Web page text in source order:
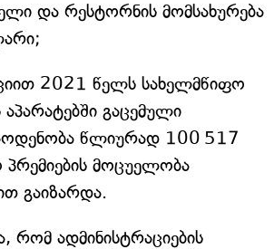
და რესტორნის მომსახურება
2021 წელს სახელმწიფო
გაცემული
წლიურად 100 517
მოცუელობა
გაიზარდა.
რომ ადმინისტრაციების